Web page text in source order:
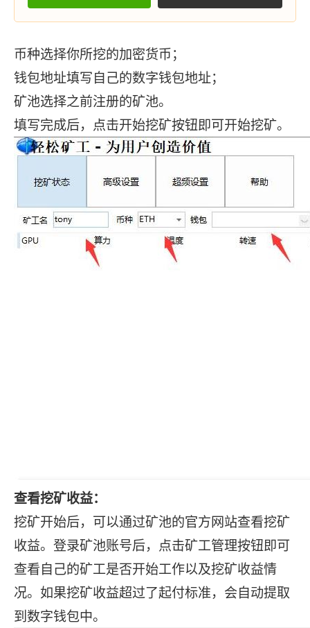
币种选择你所挖的加密货币；
钱包地址填写自己的数字钱包地址；
矿池选择之前注册的矿池。
填写完成后，点击开始挖矿按钮即可开始挖矿。
查看挖矿收益：
挖矿开始后，可以通过矿池的官方网站查看挖矿
收益。登录矿池账号后，点击矿工管理按钮即可
查看自己的矿工是否开始工作以及挖矿收益情
况。如果挖矿收益超过了起付标准，会自动提取
到数字钱包中。